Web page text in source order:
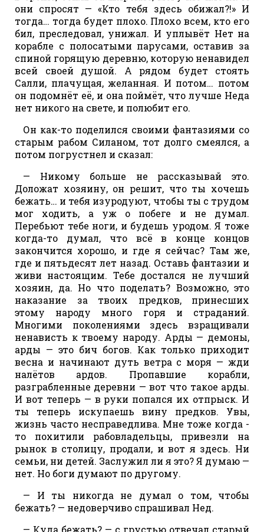
они спросят — «Кто тебя здесь обижал?!» И
тогда… тогда будет плохо. Плохо всем, кто его
бил, преследовал, унижал. И уплывёт Нет на
корабле с полосатыми парусами, оставив за
спиной горящую деревню, которую ненавидел
всей своей душой. А рядом будет стоять
Салли, плачущая, желанная. И потом… потом
он подомнёт её, и она поймёт, что лучше Неда
нет никого на свете, и полюбит его.
Он как-то поделился своими фантазиями со
старым рабом Силаном, тот долго смеялся, а
потом погрустнел и сказал:
— Никому больше не рассказывай это.
Доложат хозяину, он решит, что ты хочешь
бежать… и тебя изуродуют, чтобы ты с трудом
мог ходить, а уж о побеге и не думал.
Перебьют тебе ноги, и будешь уродом. Я тоже
когда-то думал, что всё в конце концов
закончится хорошо, и где я сейчас? Там же,
где и пятьдесят лет назад. Оставь фантазии и
живи настоящим. Тебе достался не лучший
хозяин, да. Но что поделать? Возможно, это
наказание за твоих предков, принесших
этому народу много горя и страданий.
Многими поколениями здесь взращивали
ненависть к твоему народу. Арды — демоны,
арды — это бич богов. Как только приходит
весна и начинают дуть ветра с моря — жди
налётов ардов. Пропавшие корабли,
разграбленные деревни — вот что такое арды.
И вот теперь — в руки попался их отпрыск. И
ты теперь искупаешь вину предков. Увы,
жизнь часто несправедлива. Мне тоже когда -
то похитили рабовладельцы, привезли на
рынок в столицу, продали, и вот я здесь. Ни
семьи, ни детей. Заслужил ли я это? Я думаю —
нет. Но боги думают по другому.
— И ты никогда не думал о том, чтобы
бежать? — недоверчиво спрашивал Нед.
— Куда бежать? — с грустью отвечал старый